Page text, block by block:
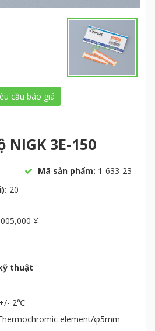
cầu báo giá
3E-150
Mã sản phẩm: 1-633-23
20
¥
thuật
+/- 2℃
element/φ5mm